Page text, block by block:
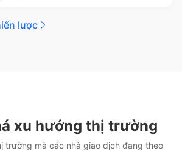
lược
xu hướng thị trường
trường mà các nhà giao dịch đang theo